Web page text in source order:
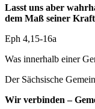
Lasst uns aber
dem Maß seiner
Eph 4,15-16a
Was innerhalb einer
Der Sächsische
Wir verbinden –